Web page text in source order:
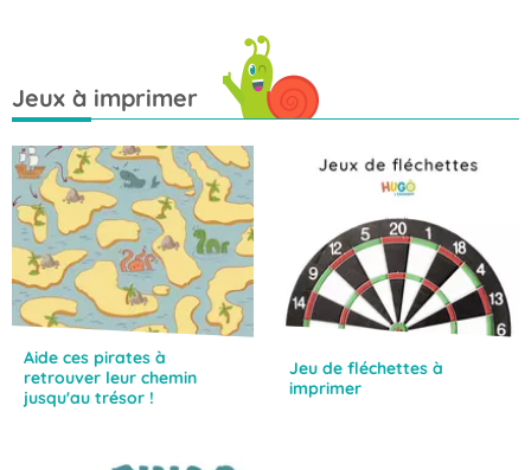
Jeux à imprimer
Aide ces pirates à
retrouver leur chemin
jusqu'au trésor !
Jeu de fléchettes à
imprimer